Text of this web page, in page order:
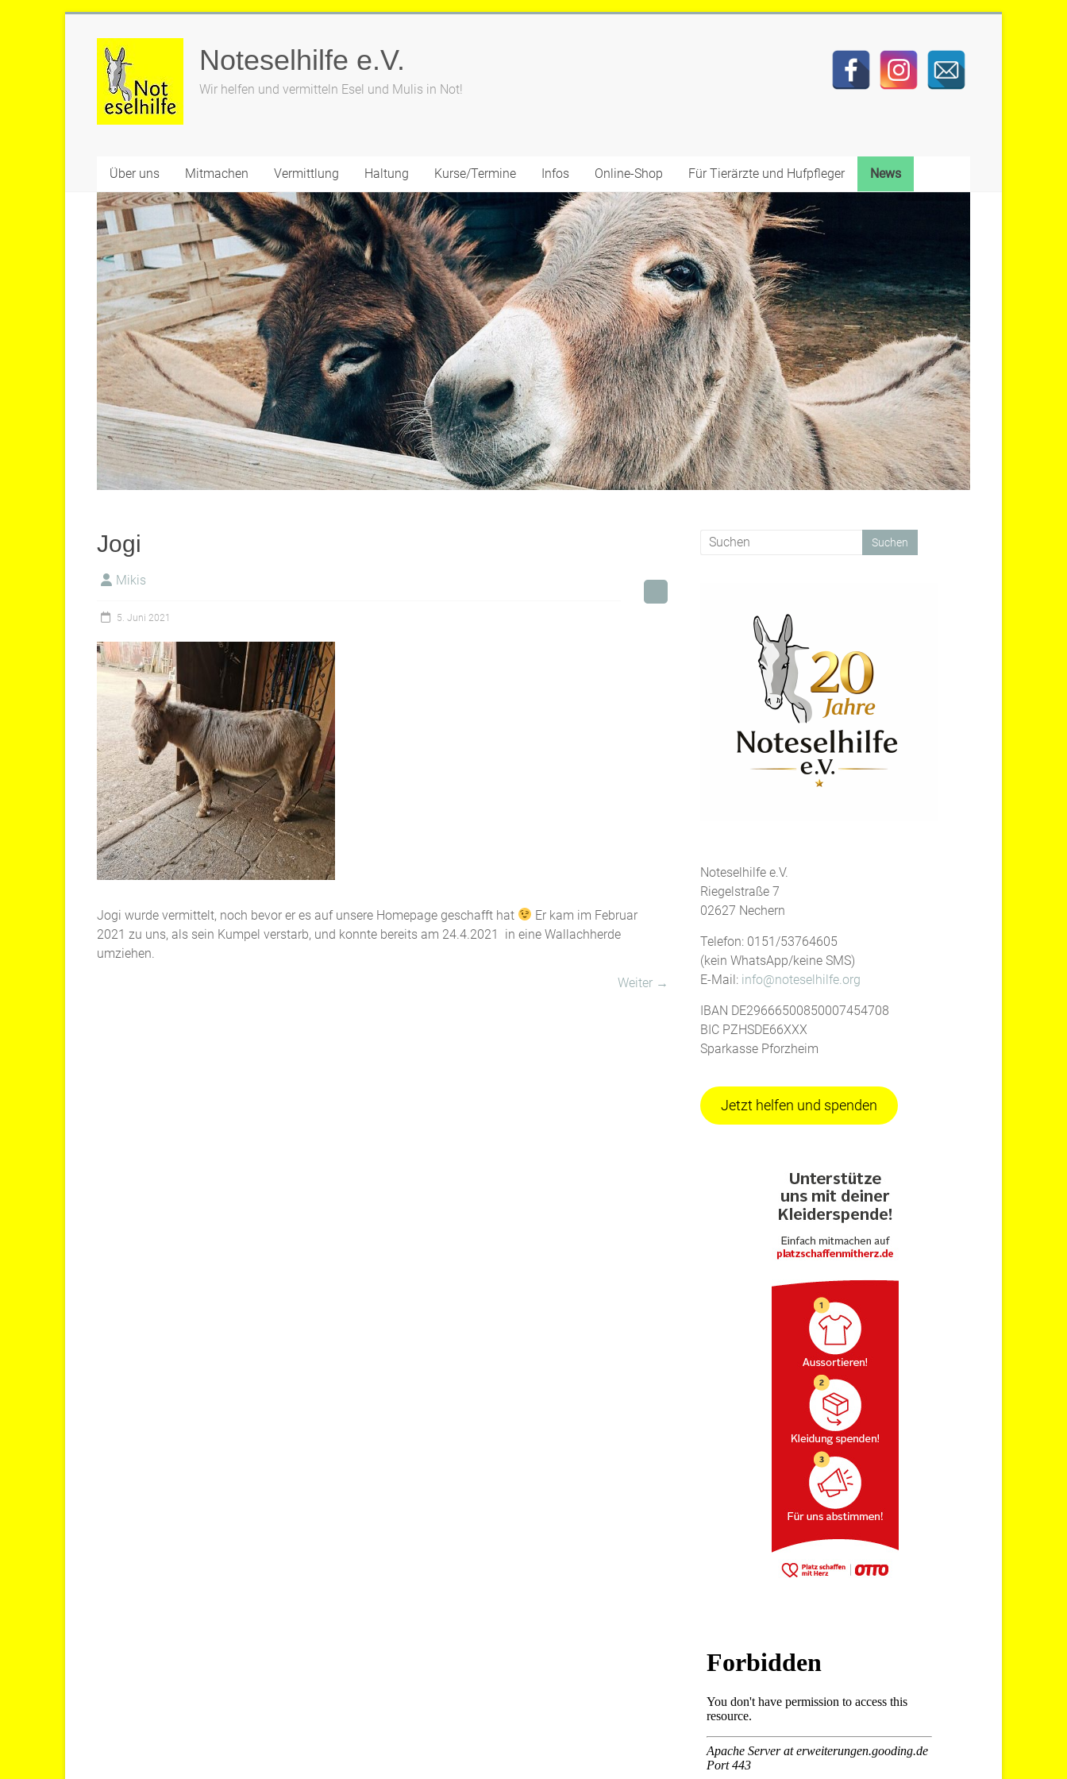
springen
Noteselhilfe e.V.
Wir helfen und vermitteln Esel und Mulis in Not!
Über uns Mitmachen Vermittlung Haltung Kurse/Termine Infos Online-Shop Für Tierärzte und Hufpfleger News
Jogi
Mikis
5. Juni 2021
Jogi wurde vermittelt, noch bevor er es auf unsere Homepage geschafft hat
Er kam im Februar
2021 zu uns, als sein Kumpel verstarb, und konnte bereits am 24.4.2021 in eine Wallachherde
umziehen.
Weiter →
Noteselhilfe e.V.
Riegelstraße 7
02627 Nechern
Telefon: 0151/53764605
(kein WhatsApp/keine SMS)
E-Mail: info@noteselhilfe.org
IBAN DE29666500850007454708
BIC PZHSDE66XXX
Sparkasse Pforzheim
Jetzt helfen und spenden